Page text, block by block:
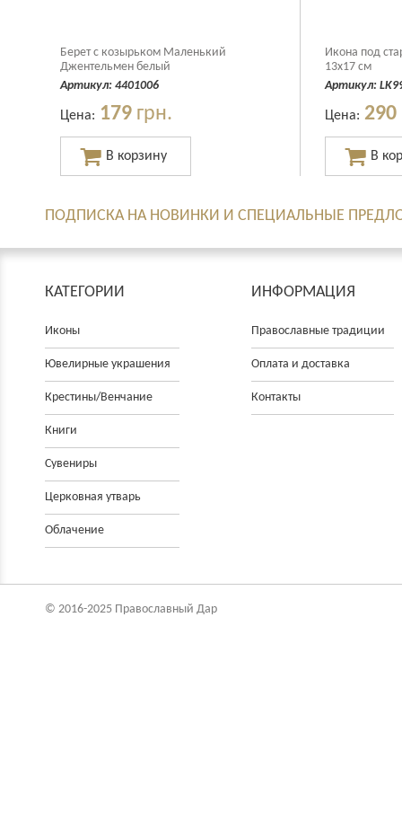
Берет с козырьком Маленький
Джентельмен белый
Артикул: 4401006
Цена: 179 грн.
Икона под
13x17 см
Артикул:
Цена: 290
ПОДПИСКА НА НОВИНКИ И СПЕЦИАЛЬНЫЕ
КАТЕГОРИИ
Иконы
Ювелирные украшения
Крестины/Венчание
Книги
Сувениры
Церковнaя утварь
Облачение
ИНФОРМАЦИЯ
Православные традиции
Оплата и доставка
Контакты
© 2016-2025 Православный Дар